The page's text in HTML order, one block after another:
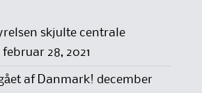
skjulte centrale
februar 28, 2021
af Danmark! december